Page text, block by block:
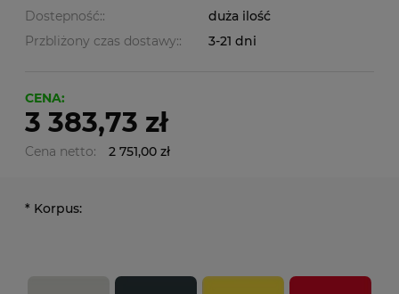
Dostepność::
duża ilość
Przbliżony czas dostawy::
3-21 dni
CENA:
3 383,73 zł
Cena netto: 2 751,00 zł
* Korpus: